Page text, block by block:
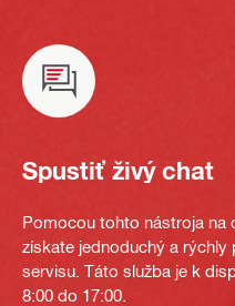
Spustiť živý chat
Pomocou tohto nástroja na
získate jednoduchý a rýchly
servisu. Táto služba je k
8:00 do 17:00.